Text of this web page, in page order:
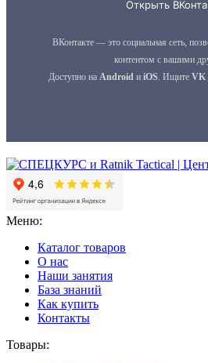
Меню:
Каталог товаров
О нас
Наши занятия
База знаний
Как купить
Контакты
Товары: